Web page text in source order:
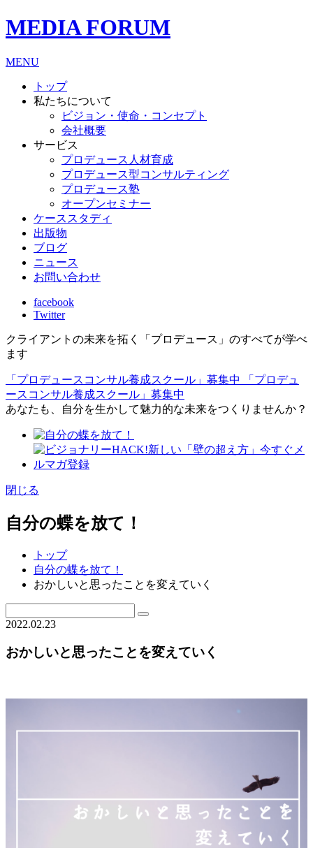
MEDIA FORUM
MENU
トップ
私たちについて
ビジョン・使命・コンセプト
会社概要
サービス
プロデュース人材育成
プロデュース型コンサルティング
プロデュース塾
オープンセミナー
ケーススタディ
出版物
ブログ
ニュース
お問い合わせ
facebook
Twitter
クライアントの未来を拓く「プロデュース」のすべてが学べ
ます
「プロデュースコンサル養成スクール」募集中
「プロデュ
ースコンサル養成スクール」募集中
あなたも、自分を生かして魅力的な未来をつくりませんか？
閉じる
自分の蝶を放て！
トップ
自分の蝶を放て！
おかしいと思ったことを変えていく
2022.02.23
おかしいと思ったことを変えていく